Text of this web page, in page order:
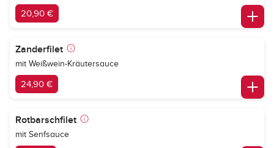
20,90 €
Zanderfilet
mit Weißwein-Kräutersauce
24,90 €
Rotbarschfilet
mit Senfsauce